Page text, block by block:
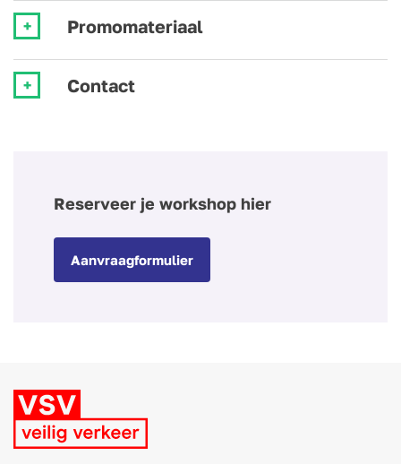
Promomateriaal
Contact
Reserveer je workshop hier
Aanvraagformulier